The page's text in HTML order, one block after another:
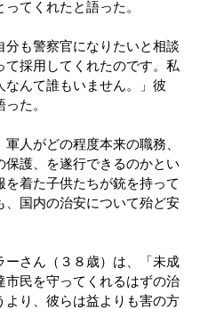
てくれたと語った。
分も警察官になりたいと相談
て採用してくれたのです。私
んて誰もいません。」彼
た。
人がどの程度本来の職務、
護、を遂行できるのかとい
着た子供たちが銃を持って
国内の治安について殆ど安
ーさん（３８歳）は、「未成
民を守ってくれるはずの治
り、彼らは益よりも害の方